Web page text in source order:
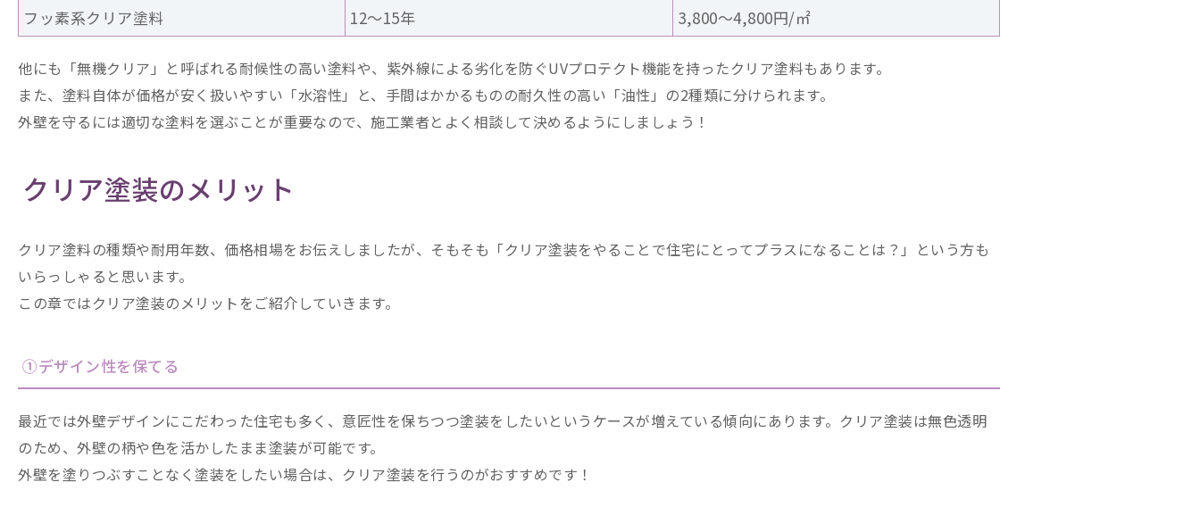
フッ素系クリア塗料
12〜15年 3,800～4,800円/㎡
他にも「無機クリア」と呼ばれる耐候性の高い塗料や、紫外線による劣化を防ぐUVプロテクト機能を持ったクリア塗料もあります。
また、塗料自体が価格が安く扱いやすい「水溶性」と、手間はかかるものの耐久性の高い「油性」の2種類に分けられます。
外壁を守るには適切な塗料を選ぶことが重要なので、施工業者とよく相談して決めるようにしましょう！
クリア塗装のメリット
クリア塗料の種類や耐用年数、価格相場をお伝えしましたが、そもそも「クリア塗装をやることで住宅にとってプラスになることは？」という方も
いらっしゃると思います。
この章ではクリア塗装のメリットをご紹介していきます。
①デザイン性を保てる
最近では外壁デザインにこだわった住宅も多く、意匠性を保ちつつ塗装をしたいというケースが増えている傾向にあります。クリア塗装は無色透明
のため、外壁の柄や色を活かしたまま塗装が可能です。
外壁を塗りつぶすことなく塗装をしたい場合は、クリア塗装を行うのがおすすめです！